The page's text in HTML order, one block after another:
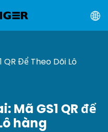
QR Để Theo Dõi Lô
Mã GS1 QR để
hàng